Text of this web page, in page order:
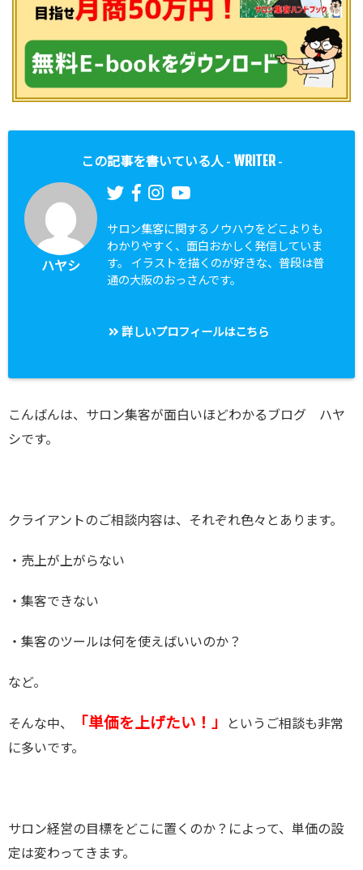
この記事を書いている人 - WRITER-
ハヤシ
サロン集客に関するノウハウをどこよりも
わかりやすく、面白おかしく発信していま
す。 イラストを描くのが好きな、普段は普
通の大阪のおっさんです。
詳しいプロフィールはこちら
こんばんは、サロン集客が面白いほどわかるブログ ハヤ
シです。
クライアントのご相談内容は、それぞれ色々とあります。
・売上が上がらない
・集客できない
・集客のツールは何を使えばいいのか？
など。
そんな中、 「単価を上げたい！」
というご相談も非常
に多いです。
サロン経営の目標をどこに置くのか？によって、単価の設
定は変わってきます。